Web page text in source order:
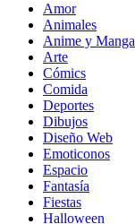
Amor
Animales
Anime y Manga
Arte
Cómics
Comida
Deportes
Dibujos
Diseño Web
Emoticonos
Espacio
Fantasía
Fiestas
Halloween